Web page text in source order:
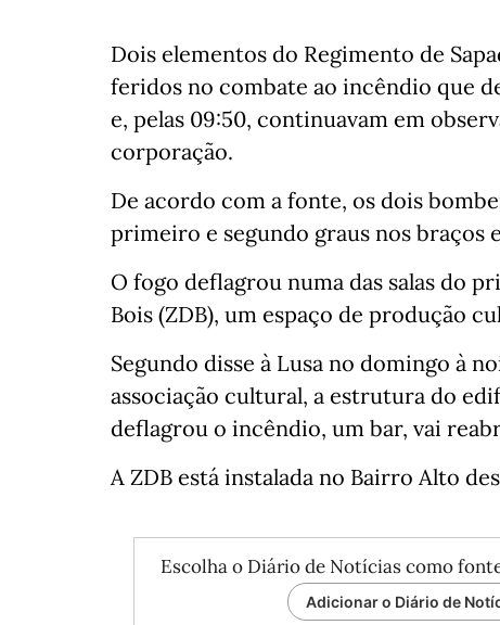
Dois elementos do Regimento de
feridos no combate ao incêndio que
e, pelas 09:50, continuavam em
corporação.
De acordo com a fonte, os dois
primeiro e segundo graus nos braços
O fogo deflagrou numa das salas do
Bois (ZDB), um espaço de produção
Segundo disse à Lusa no domingo à
associação cultural, a estrutura do
deflagrou o incêndio, um bar, vai
A ZDB está instalada no Bairro Alto
Escolha o Diário de Notícias como
Adicionar o Diário de